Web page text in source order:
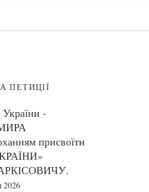
ПЕТИЦІЇ
України -
присвоїти
2026